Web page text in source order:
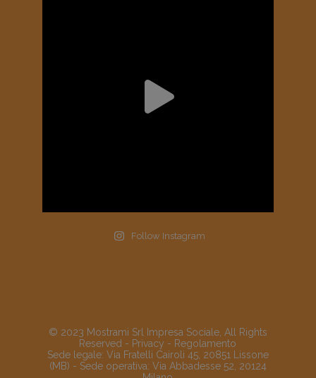
Follow Instagram
© 2023 Mostrami Srl Impresa Sociale, All Rights
Reserved - Privacy - Regolamento
Sede legale: Via Fratelli Cairoli 45, 20851 Lissone
(MB) - Sede operativa: Via Abbadesse 52, 20124